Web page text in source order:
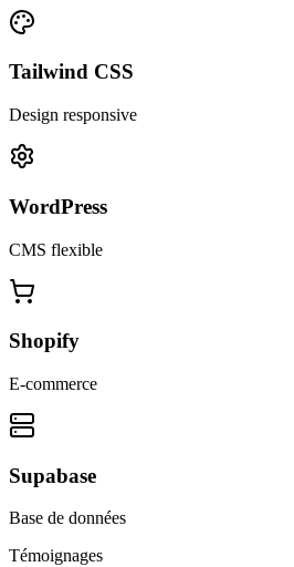
Tailwind CSS
Design responsive
WordPress
CMS flexible
Shopify
E-commerce
Supabase
Base de données
Témoignages